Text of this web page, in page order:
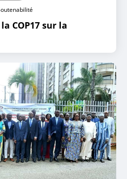
COP17 sur la